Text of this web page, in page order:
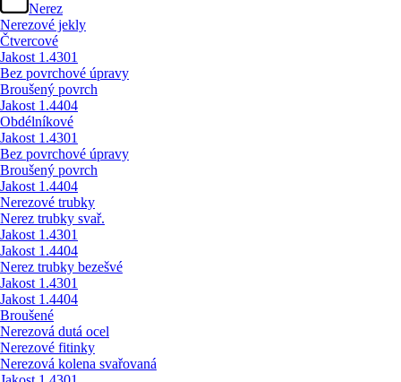
Nerez
Nerezové jekly
Čtvercové
Jakost 1.4301
Bez povrchové úpravy
Broušený povrch
Jakost 1.4404
Obdélníkové
Jakost 1.4301
Bez povrchové úpravy
Broušený povrch
Jakost 1.4404
Nerezové trubky
Nerez trubky svař.
Jakost 1.4301
Jakost 1.4404
Nerez trubky bezešvé
Jakost 1.4301
Jakost 1.4404
Broušené
Nerezová dutá ocel
Nerezové fitinky
Nerezová kolena svařovaná